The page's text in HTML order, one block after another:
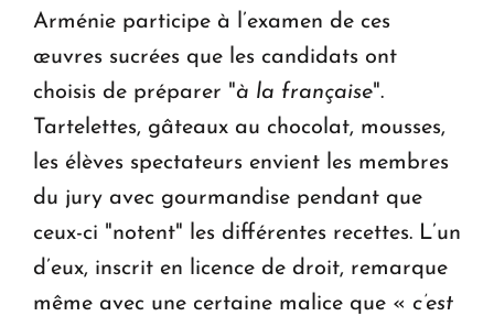
Arménie participe à l’examen de ces
œuvres sucrées que les candidats ont
choisis de préparer "à la française".
Tartelettes, gâteaux au chocolat, mousses,
les élèves spectateurs envient les membres
du jury avec gourmandise pendant que
ceux-ci "notent" les différentes recettes. L’un
d’eux, inscrit en licence de droit, remarque
même avec une certaine malice que « c’est